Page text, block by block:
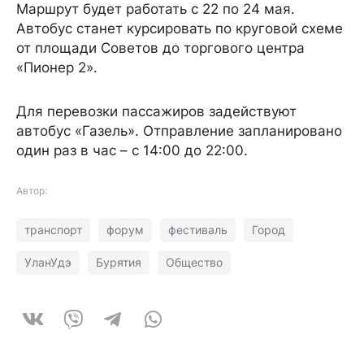
Маршрут будет работать с 22 по 24 мая.
Автобус станет курсировать по круговой схеме
от площади Советов до торгового центра
«Пионер 2».
Для перевозки пассажиров задействуют
автобус «Газель». Отправление запланировано
один раз в час – с 14:00 до 22:00.
Автор:
транспорт форум фестиваль Город
УланУдэ Бурятия Общество